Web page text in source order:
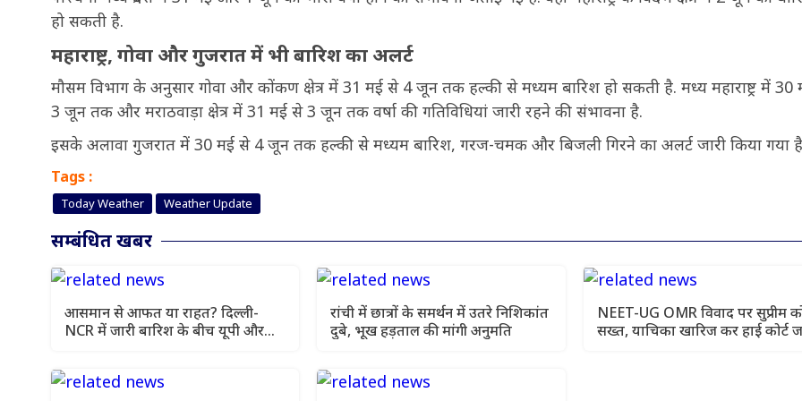
हो सकती है.
महाराष्ट्र, गोवा और गुजरात में भी बारिश का अलर्ट
मौसम विभाग के अनुसार गोवा और कोंकण क्षेत्र में 31 मई से 4 जून तक हल्की से मध्यम बारिश हो सकती है. मध्य महाराष्ट्र में 30
3 जून तक और मराठवाड़ा क्षेत्र में 31 मई से 3 जून तक वर्षा की गतिविधियां जारी रहने की संभावना है.
इसके अलावा गुजरात में 30 मई से 4 जून तक हल्की से मध्यम बारिश, गरज-चमक और बिजली गिरने का अलर्ट जारी किया गया
Tags :
Today Weather Weather Update
सम्बंधित खबर
आसमान से आफत या राहत? दिल्ली-
NCR में जारी बारिश के बीच यूपी और
रांची में छात्रों के समर्थन में उतरे निशिकांत
दुबे, भूख हड़ताल की मांगी अनुमति
NEET-UG OMR विवाद पर सुप्रीम
सख्त, याचिका खारिज कर हाई कोर्ट